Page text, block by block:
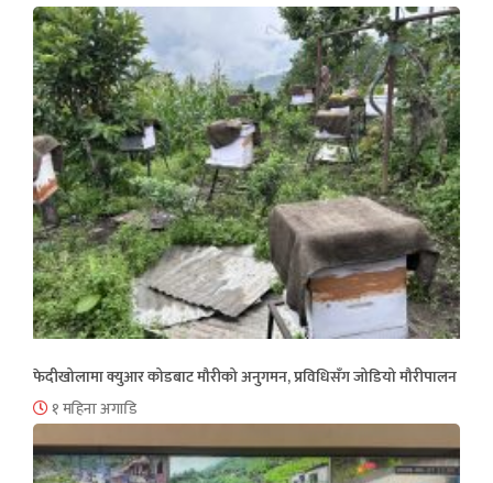
फेदीखोलामा क्युआर कोडबाट मौरीको अनुगमन, प्रविधिसँग जोडियो मौरीपालन
१ महिना अगाडि